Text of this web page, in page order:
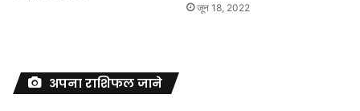
जून 18, 2022
अपना राशिफल जाने